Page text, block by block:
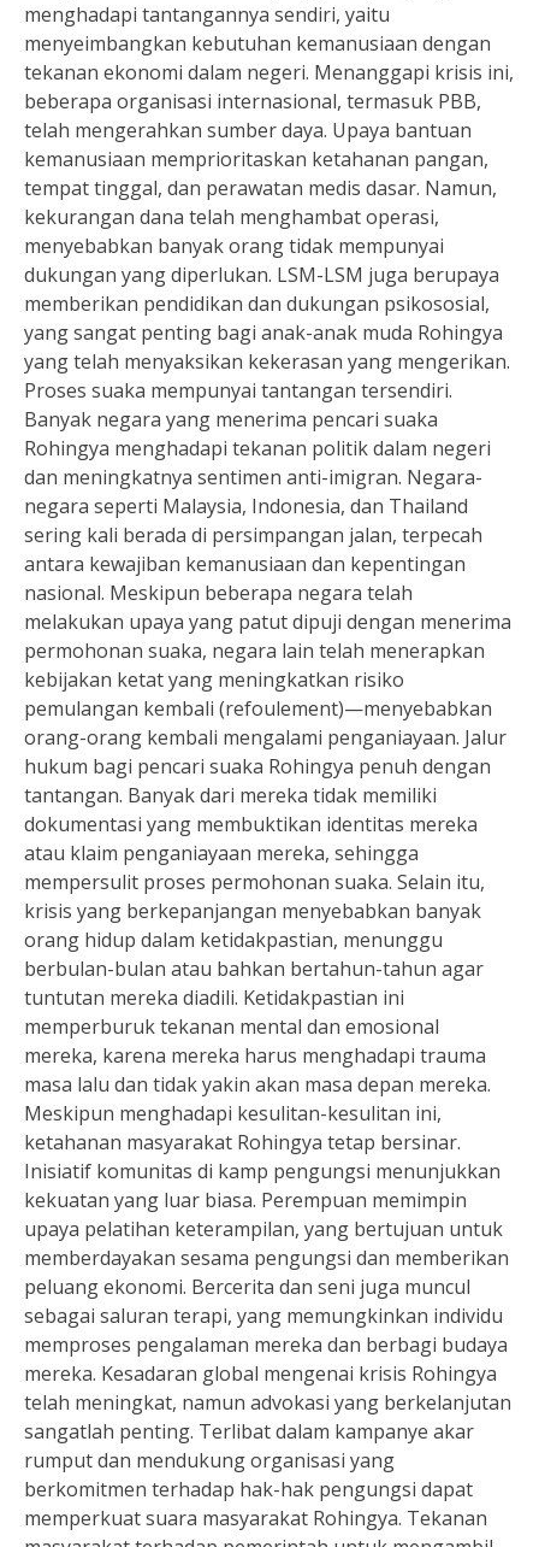
menghadapi tantangannya sendiri, yaitu
menyeimbangkan kebutuhan kemanusiaan dengan
tekanan ekonomi dalam negeri. Menanggapi krisis ini,
beberapa organisasi internasional, termasuk PBB,
telah mengerahkan sumber daya. Upaya bantuan
kemanusiaan memprioritaskan ketahanan pangan,
tempat tinggal, dan perawatan medis dasar. Namun,
kekurangan dana telah menghambat operasi,
menyebabkan banyak orang tidak mempunyai
dukungan yang diperlukan. LSM-LSM juga berupaya
memberikan pendidikan dan dukungan psikososial,
yang sangat penting bagi anak-anak muda Rohingya
yang telah menyaksikan kekerasan yang mengerikan.
Proses suaka mempunyai tantangan tersendiri.
Banyak negara yang menerima pencari suaka
Rohingya menghadapi tekanan politik dalam negeri
dan meningkatnya sentimen anti-imigran. Negara-
negara seperti Malaysia, Indonesia, dan Thailand
sering kali berada di persimpangan jalan, terpecah
antara kewajiban kemanusiaan dan kepentingan
nasional. Meskipun beberapa negara telah
melakukan upaya yang patut dipuji dengan menerima
permohonan suaka, negara lain telah menerapkan
kebijakan ketat yang meningkatkan risiko
pemulangan kembali (refoulement)—menyebabkan
orang-orang kembali mengalami penganiayaan. Jalur
hukum bagi pencari suaka Rohingya penuh dengan
tantangan. Banyak dari mereka tidak memiliki
dokumentasi yang membuktikan identitas mereka
atau klaim penganiayaan mereka, sehingga
mempersulit proses permohonan suaka. Selain itu,
krisis yang berkepanjangan menyebabkan banyak
orang hidup dalam ketidakpastian, menunggu
berbulan-bulan atau bahkan bertahun-tahun agar
tuntutan mereka diadili. Ketidakpastian ini
memperburuk tekanan mental dan emosional
mereka, karena mereka harus menghadapi trauma
masa lalu dan tidak yakin akan masa depan mereka.
Meskipun menghadapi kesulitan-kesulitan ini,
ketahanan masyarakat Rohingya tetap bersinar.
Inisiatif komunitas di kamp pengungsi menunjukkan
kekuatan yang luar biasa. Perempuan memimpin
upaya pelatihan keterampilan, yang bertujuan untuk
memberdayakan sesama pengungsi dan memberikan
peluang ekonomi. Bercerita dan seni juga muncul
sebagai saluran terapi, yang memungkinkan individu
memproses pengalaman mereka dan berbagi budaya
mereka. Kesadaran global mengenai krisis Rohingya
telah meningkat, namun advokasi yang berkelanjutan
sangatlah penting. Terlibat dalam kampanye akar
rumput dan mendukung organisasi yang
berkomitmen terhadap hak-hak pengungsi dapat
memperkuat suara masyarakat Rohingya. Tekanan